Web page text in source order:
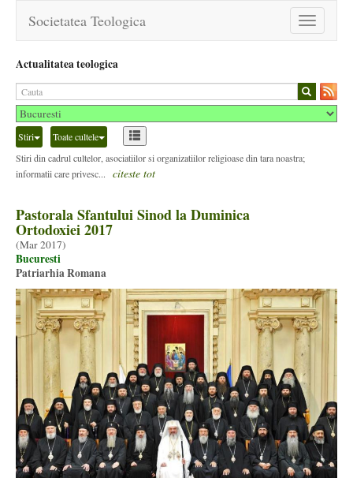
Toggle
navigation
Societatea Teologica
Actualitatea teologica
Stiri
Toate cultele
Stiri din cadrul cultelor, asociatiilor si organizatiilor religioase din tara noastra;
informatii care privesc...
citeste tot
Pastorala Sfantului Sinod la Duminica
Ortodoxiei 2017
(Mar 2017)
Bucuresti
Patriarhia Romana